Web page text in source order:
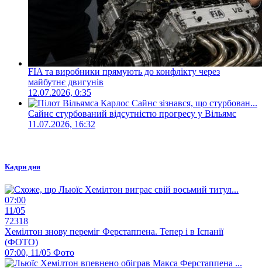
FIA та виробники прямують до конфлікту через
майбутнє двигунів
12.07.2026, 0:35
Сайнс стурбований відсутністю прогресу у Вільямс
11.07.2026, 16:32
Кадри дня
07:00
11/05
72318
Хемілтон знову переміг Ферстаппена. Тепер і в Іспанії
(ФОТО)
07:00, 11/05 Фото